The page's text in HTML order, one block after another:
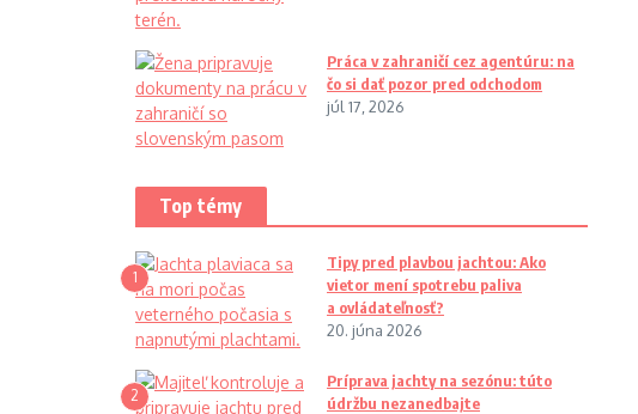
Práca v zahraničí cez agentúru: na
čo si dať pozor pred odchodom
júl 17, 2026
Top témy
1
Tipy pred plavbou jachtou: Ako
vietor mení spotrebu paliva
a ovládateľnosť?
20. júna 2026
2
Príprava jachty na sezónu: túto
údržbu nezanedbajte